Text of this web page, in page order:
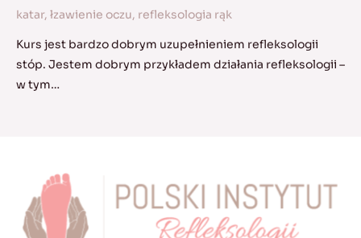
katar, łzawienie oczu, refleksologia rąk
Kurs jest bardzo dobrym uzupełnieniem refleksologii
stóp. Jestem dobrym przykładem działania refleksologii –
w tym…